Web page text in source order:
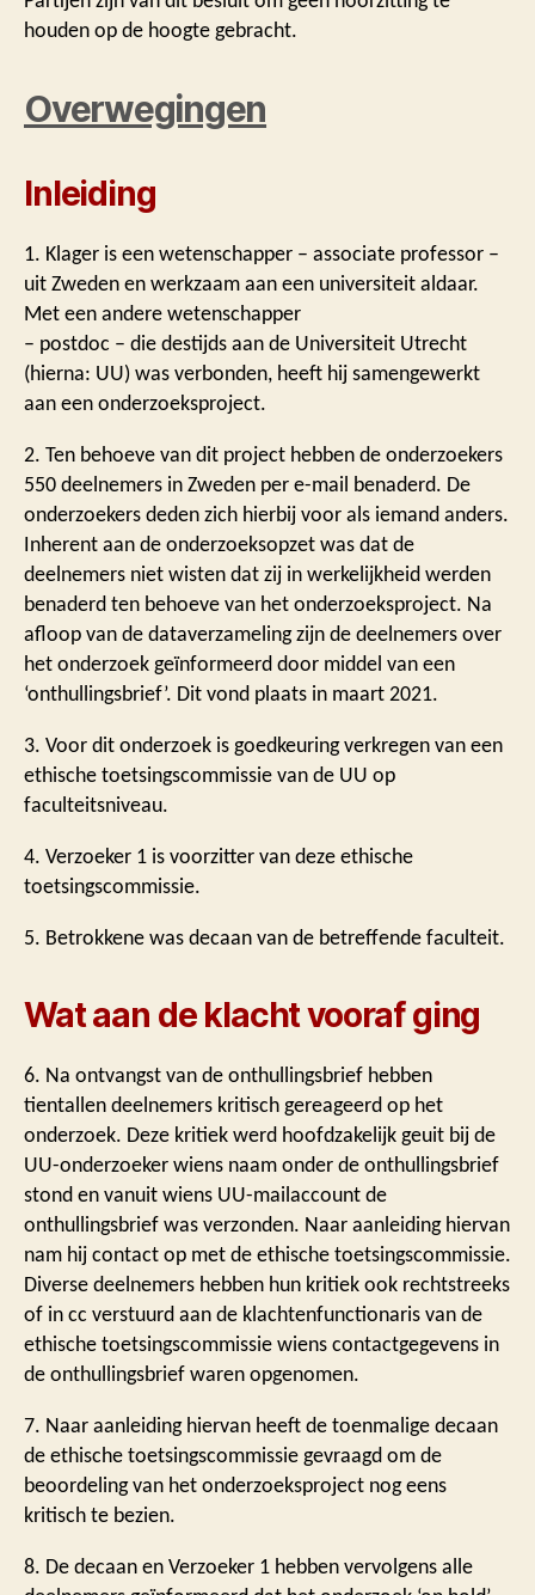
houden op de hoogte gebracht.
Overwegingen
Inleiding
1. Klager is een wetenschapper – associate professor –
uit Zweden en werkzaam aan een universiteit aldaar.
Met een andere wetenschapper
– postdoc – die destijds aan de Universiteit Utrecht
(hierna: UU) was verbonden, heeft hij samengewerkt
aan een onderzoeksproject.
2. Ten behoeve van dit project hebben de onderzoekers
550 deelnemers in Zweden per e-mail benaderd. De
onderzoekers deden zich hierbij voor als iemand anders.
Inherent aan de onderzoeksopzet was dat de
deelnemers niet wisten dat zij in werkelijkheid werden
benaderd ten behoeve van het onderzoeksproject. Na
afloop van de dataverzameling zijn de deelnemers over
het onderzoek geïnformeerd door middel van een
‘onthullingsbrief’. Dit vond plaats in maart 2021.
3. Voor dit onderzoek is goedkeuring verkregen van een
ethische toetsingscommissie van de UU op
faculteitsniveau.
4. Verzoeker 1 is voorzitter van deze ethische
toetsingscommissie.
5. Betrokkene was decaan van de betreffende faculteit.
Wat aan de klacht vooraf ging
6. Na ontvangst van de onthullingsbrief hebben
tientallen deelnemers kritisch gereageerd op het
onderzoek. Deze kritiek werd hoofdzakelijk geuit bij de
UU-onderzoeker wiens naam onder de onthullingsbrief
stond en vanuit wiens UU-mailaccount de
onthullingsbrief was verzonden. Naar aanleiding hiervan
nam hij contact op met de ethische toetsingscommissie.
Diverse deelnemers hebben hun kritiek ook rechtstreeks
of in cc verstuurd aan de klachtenfunctionaris van de
ethische toetsingscommissie wiens contactgegevens in
de onthullingsbrief waren opgenomen.
7. Naar aanleiding hiervan heeft de toenmalige decaan
de ethische toetsingscommissie gevraagd om de
beoordeling van het onderzoeksproject nog eens
kritisch te bezien.
8. De decaan en Verzoeker 1 hebben vervolgens alle